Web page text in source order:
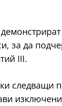
за да
III.
следващи